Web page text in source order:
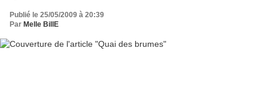
Publié le 25/05/2009 à 20:39
Par Melle BillE